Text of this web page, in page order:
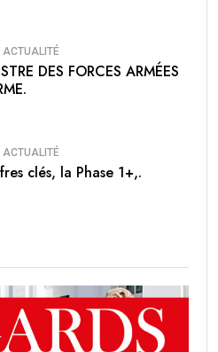
ACTUALITÉ
DES FORCES ARMÉES
ACTUALITÉ
clés, la Phase 1+,.